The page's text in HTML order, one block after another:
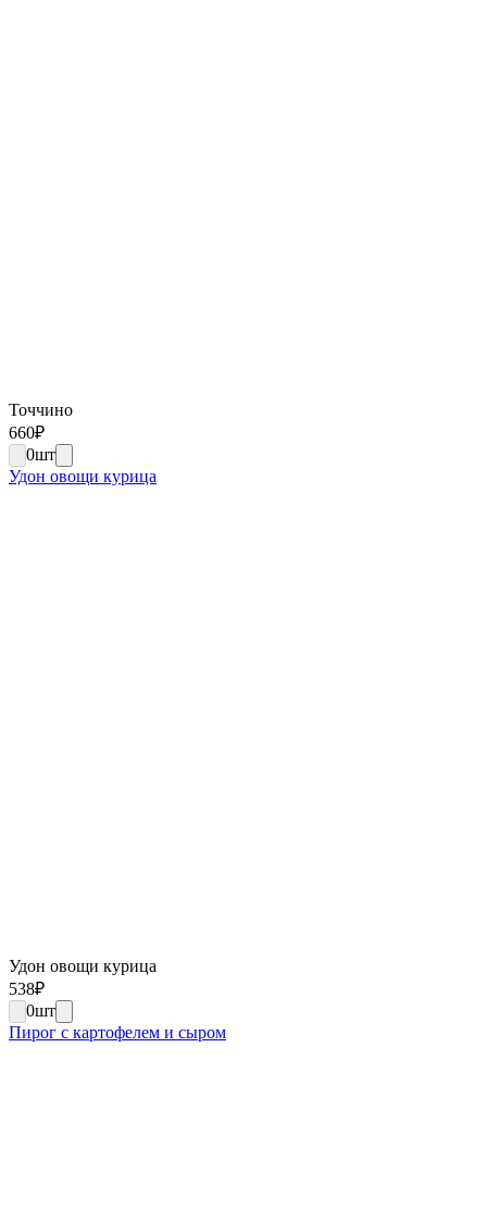
Точчино
660₽
0шт
Удон овощи курица
Удон овощи курица
538₽
0шт
Пирог с картофелем и сыром